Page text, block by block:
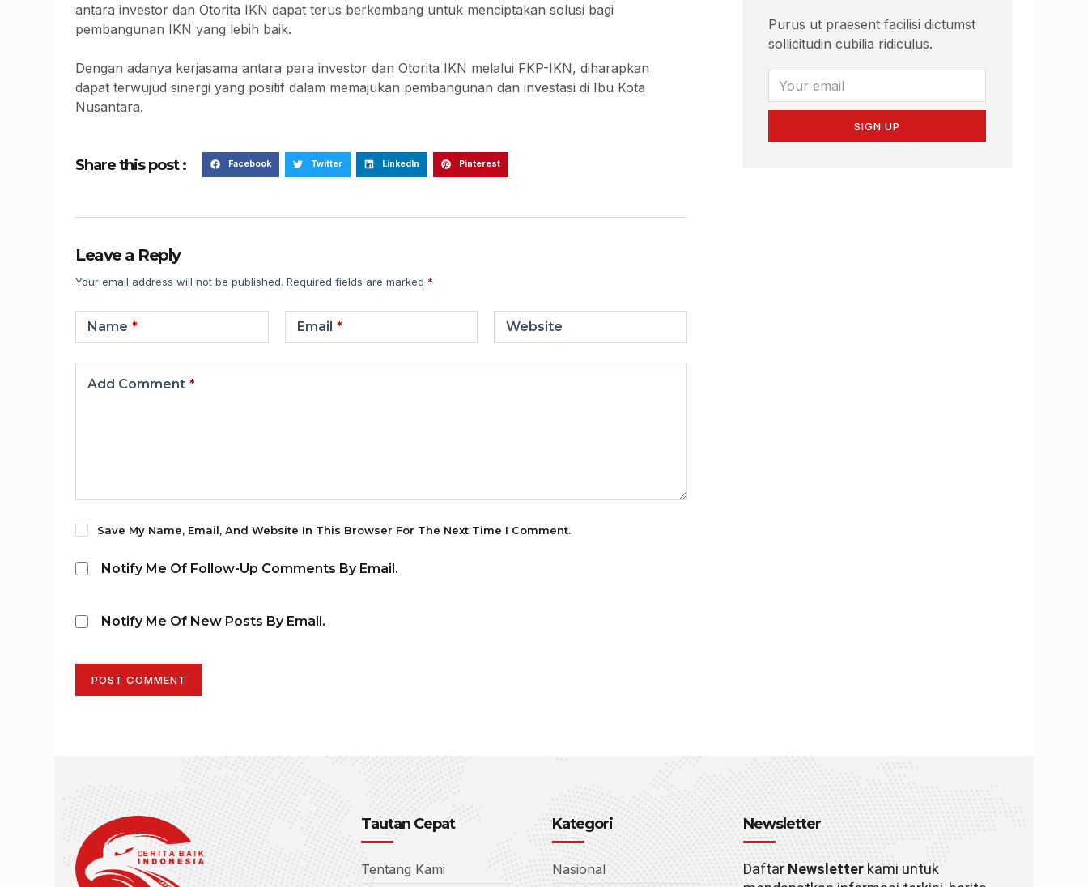
antara investor dan Otorita IKN dapat terus berkembang untuk menciptakan solusi bagi
pembangunan IKN yang lebih baik.
Dengan adanya kerjasama antara para investor dan Otorita IKN melalui FKP-IKN, diharapkan
dapat terwujud sinergi yang positif dalam memajukan pembangunan dan investasi di Ibu Kota
Nusantara.
Share this post : Facebook Twitter LinkedIn Pinterest
Leave a Reply
Your email address will not be published. Required fields are marked *
Name * Email * Website
Add Comment *
Save My Name, Email, And Website In This Browser For The Next Time I Comment.
Notify Me Of Follow-Up Comments By Email.
Notify Me Of New Posts By Email.
POST COMMENT
Purus ut praesent facilisi dictumst
sollicitudin cubilia ridiculus.
SIGN UP
Tautan Cepat
Tentang Kami
Kategori
Nasional
Newsletter
Daftar Newsletterkami untuk